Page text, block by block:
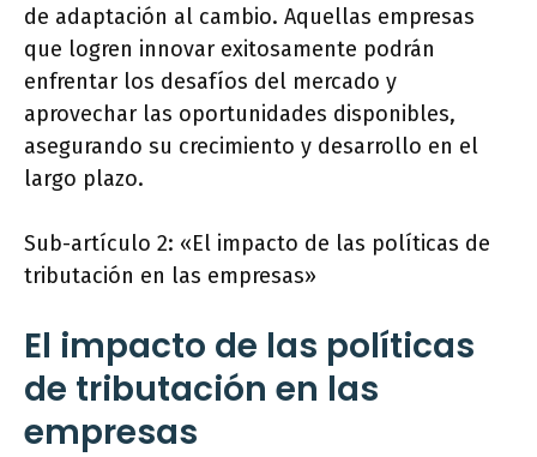
de adaptación al cambio. Aquellas empresas
que logren innovar exitosamente podrán
enfrentar los desafíos del mercado y
aprovechar las oportunidades disponibles,
asegurando su crecimiento y desarrollo en el
largo plazo.
Sub-artículo 2: «El impacto de las políticas de
tributación en las empresas»
El impacto de las políticas
de tributación en las
empresas